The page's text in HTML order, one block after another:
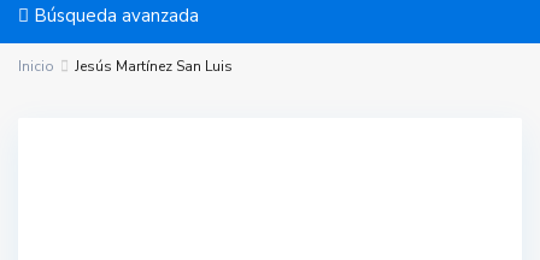
Búsqueda avanzada
Inicio Jesús Martínez San Luis